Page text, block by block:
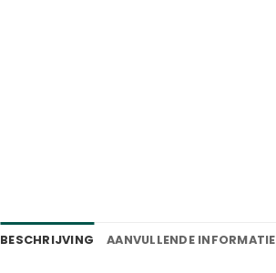
BESCHRIJVING AANVULLENDE INFORMATIE